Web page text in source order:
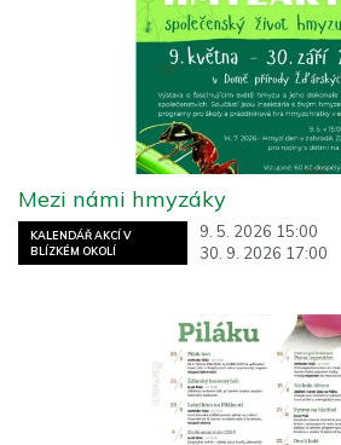
KALENDÁŘ AKCÍ V
BLÍZKÉM OKOLÍ
9. 5. 2026 15:00
30. 9. 2026 17:00
Mezi námi hmyzáky